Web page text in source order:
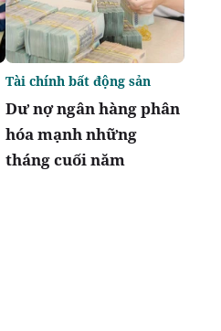
Dư nợ ngân hàng phân
hóa mạnh những
tháng cuối năm
Tài chính bất động sản